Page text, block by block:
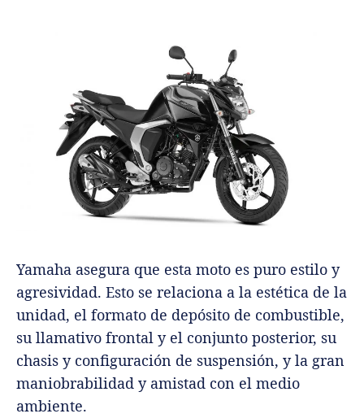
Yamaha asegura que esta moto es puro estilo y
agresividad. Esto se relaciona a la estética de la
unidad, el formato de depósito de combustible,
su llamativo frontal y el conjunto posterior, su
chasis y configuración de suspensión, y la gran
maniobrabilidad y amistad con el medio
ambiente.